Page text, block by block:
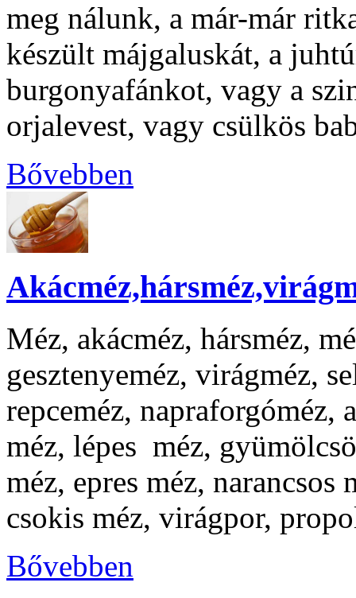
meg nálunk, a már-már
készült májgaluskát, a
burgonyafánkot, vagy a
orjalevest, vagy csülkös
Bővebben
Méz, akácméz, hársméz,
gesztenyeméz, virágméz,
repceméz, napraforgóméz,
méz, lépes méz,
méz, epres méz,
csokis méz, virágpor,
Bővebben